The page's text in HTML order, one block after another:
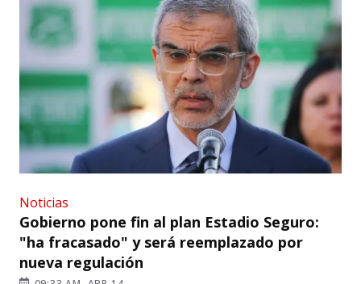
Noticias
Gobierno pone fin al plan Estadio Seguro:
"ha fracasado" y será reemplazado por
nueva regulación